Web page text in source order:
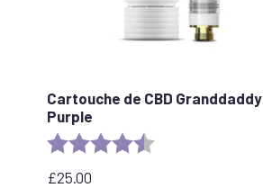
Cartouche de CBD Granddaddy
Purple
Evaluation :
£25.00